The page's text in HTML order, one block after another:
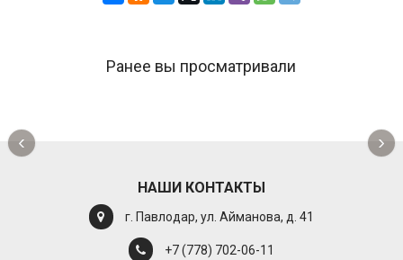
Ранее вы просматривали
‹ ›
НАШИ КОНТАКТЫ
г. Павлодар, ул. Айманова, д. 41
+7 (778) 702-06-11